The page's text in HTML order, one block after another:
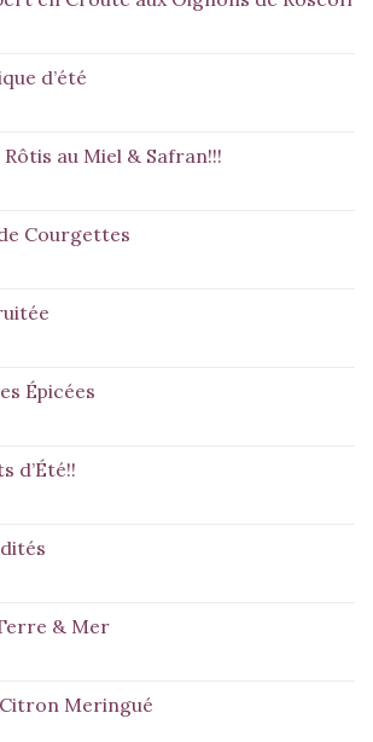
d’été
au Miel & Safran!!!
Courgettes
Épicées
d’Été!!
& Mer
Meringué